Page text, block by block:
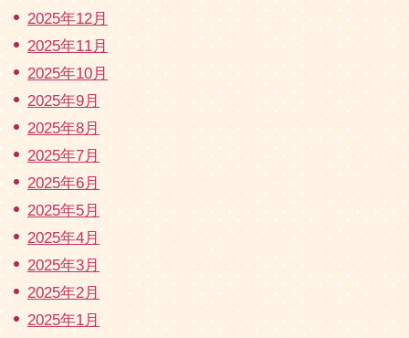
2025年12月
2025年11月
2025年10月
2025年9月
2025年8月
2025年7月
2025年6月
2025年5月
2025年4月
2025年3月
2025年2月
2025年1月